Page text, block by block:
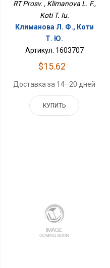
RT Prosv. , Klimanova L. F.,
Koti T. Iu.
Климанова Л. Ф., Коти
Т. Ю.
Артикул: 1603707
$15.62
Доставка за 14–20 дней
КУПИТЬ